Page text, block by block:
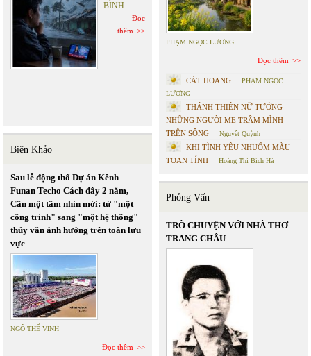
BÌNH
Đọc
thêm
Biên Khảo
Sau lễ động thổ Dự án Kênh
Funan Techo Cách đây 2 năm,
Cần một tầm nhìn mới: từ "một
công trình" sang "một hệ thống"
thủy văn ảnh hưởng trên toàn lưu
vực
NGÔ THẾ VINH
Đọc thêm
PHẠM NGỌC LƯƠNG
Đọc thêm
CÁT HOANG
PHẠM NGỌC
LƯƠNG
THÁNH THIÊN NỮ TƯỚNG -
NHỮNG NGƯỜI MẸ TRẦM MÌNH
TRÊN SÔNG
Nguyệt Quỳnh
KHI TÌNH YÊU NHUỐM MÀU
TOAN TÍNH
Hoàng Thị Bích Hà
Phỏng Vấn
TRÒ CHUYỆN VỚI NHÀ THƠ
TRANG CHÂU